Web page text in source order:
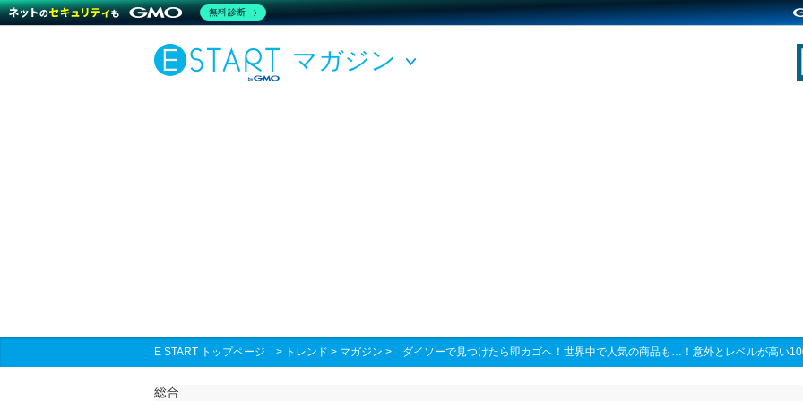
マガジン
E START トップページ > トレンド > マガジン > ダイソーで見つけたら即カゴへ！世界中で人気の商品も…！意外とレベルが高い
総合
無料診断